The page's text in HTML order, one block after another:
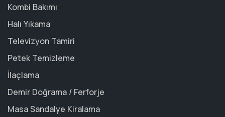
Kombi Bakımı
Halı Yıkama
Televizyon Tamiri
Petek Temizleme
İlaçlama
Demir Doğrama / Ferforje
Masa Sandalye Kiralama